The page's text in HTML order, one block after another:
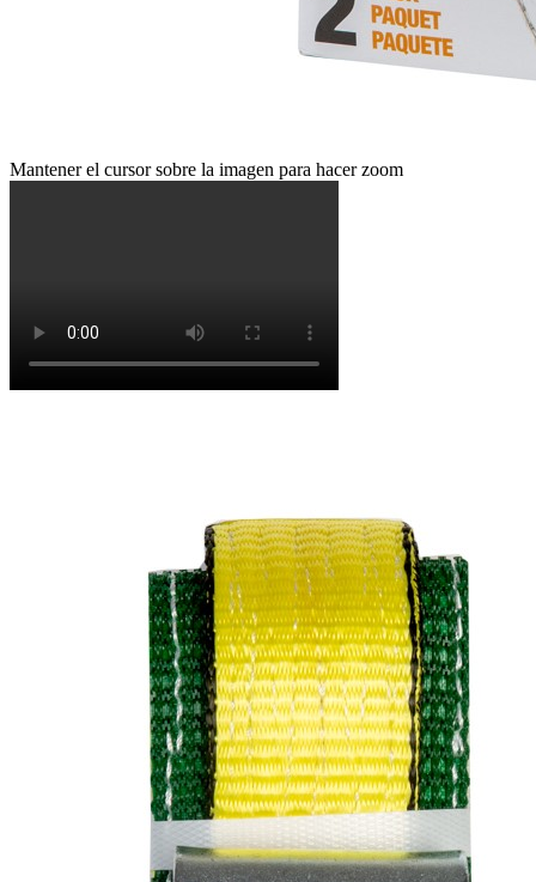
Mantener el cursor sobre la imagen para hacer zoom